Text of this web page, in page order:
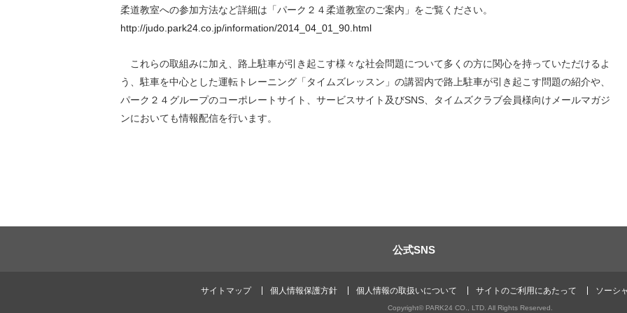
柔道教室への参加方法など詳細は「パーク２４柔道教室のご案内」をご覧ください。
http://judo.park24.co.jp/information/2014_04_01_90.html
これらの取組みに加え、路上駐車が引き起こす様々な社会問題について多くの方に関心を持っていただけるよ
う、駐車を中心とした運転トレーニング「タイムズレッスン」の講習内で路上駐車が引き起こす問題の紹介や、
パーク２４グループのコーポレートサイト、サービスサイト及びSNS 、タイムズクラブ会員様向けメールマガジ
ンにおいても情報配信を行います。
公式SNS
サイトマップ 個人情報保護方針 個人情報の取扱いについて サイトのご利用にあたって ソーシ
Copyright© PARK24 CO., LTD. All Rights Reserved.